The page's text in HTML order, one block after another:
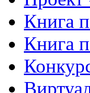
Книга
Книга